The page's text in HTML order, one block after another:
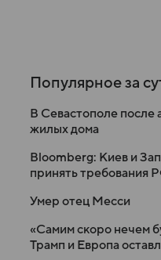
Популярное за
В Севастополе
жилых дома
Bloomberg: Киев и
принять требования
Умер отец Месси
«Самим скоро нечем
Трамп и Европа